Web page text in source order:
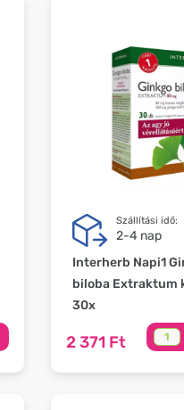
Szállítási idő:
2-4 nap
Interherb Napi1
biloba Extraktum
30x
2 371 Ft